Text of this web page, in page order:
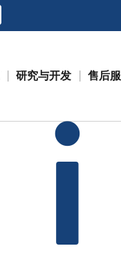
研究与开发 售后
i